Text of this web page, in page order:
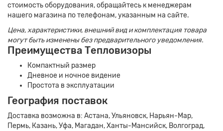
стоимость оборудования, обращайтесь к менеджерам
нашего магазина по телефонам, указанным на сайте.
Цена, характеристики, внешний вид и комплектация товара
могут быть изменены без предварительного уведомления.
Преимущества Тепловизоры
Компактный размер
Дневное и ночное видение
Простота в эксплуатации
География поставок
Доставка возможна в: Астана, Ульяновск, Нарьян-Мар,
Пермь, Казань, Уфа, Магадан, Ханты-Мансийск, Волгоград,